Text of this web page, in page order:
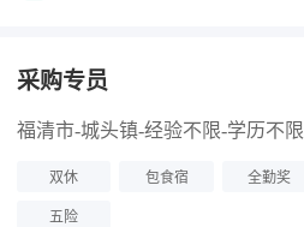
采购专员
福清市-城头镇-经验不限-学历不限
双休 包食宿 全勤奖
五险